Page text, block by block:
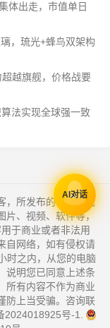
体出走，市值单日
，琉光+蜂鸟双架构
越旗舰，价格战要
法实现全球强一致
，所发布的一切形式
片、视频、软件等，
于商业或者非法用
自网络，如有侵权请
时之内，从您的电脑
说明您已同意上述条
所有内容不作为商业
防上当受骗。咨询联
2024018925号-1
AI对话